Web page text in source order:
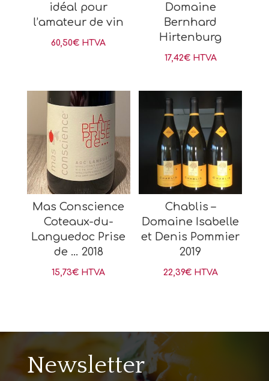
idéal pour
l’amateur de vin
60,50€ HTVA
Domaine
Bernhard
Hirtenburg
17,42€ HTVA
Mas Conscience
Coteaux-du-
Languedoc Prise
de … 2018
15,73€ HTVA
Chablis –
Domaine Isabelle
et Denis Pommier
2019
22,39€ HTVA
Newsletter